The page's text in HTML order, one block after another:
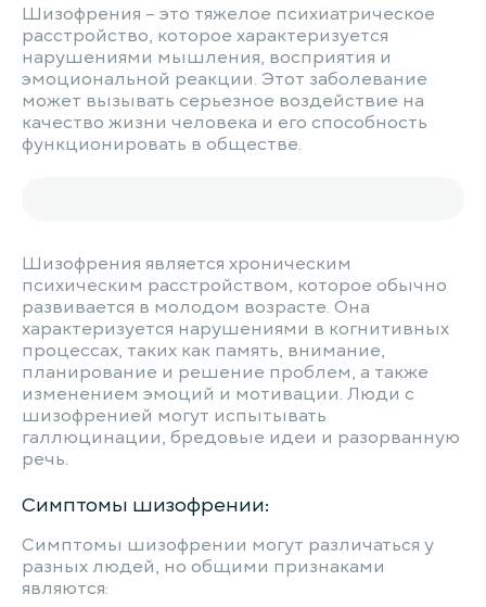
Шизофрения – это тяжелое психиатрическое
расстройство, которое характеризуется
нарушениями мышления, восприятия и
эмоциональной реакции. Этот заболевание
может вызывать серьезное воздействие на
качество жизни человека и его способность
функционировать в обществе.
Шизофрения является хроническим
психическим расстройством, которое обычно
развивается в молодом возрасте. Она
характеризуется нарушениями в когнитивных
процессах, таких как память, внимание,
планирование и решение проблем, а также
изменением эмоций и мотивации. Люди с
шизофренией могут испытывать
галлюцинации, бредовые идеи и разорванную
речь.
Симптомы шизофрении:
Симптомы шизофрении могут различаться у
разных людей, но общими признаками
являются: